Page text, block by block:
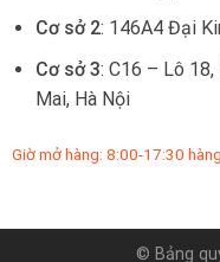
Cơ sở 2: 146A4 Đại
Cơ sở 3: C16 – Lô 18,
Mai, Hà Nội
Giờ mở hàng: 8:00-17:30
© Bảng